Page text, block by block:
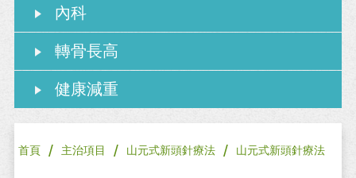
內科
轉骨長高
健康減重
首頁 / 主治項目 / 山元式新頭針療法 / 山元式新頭針療法